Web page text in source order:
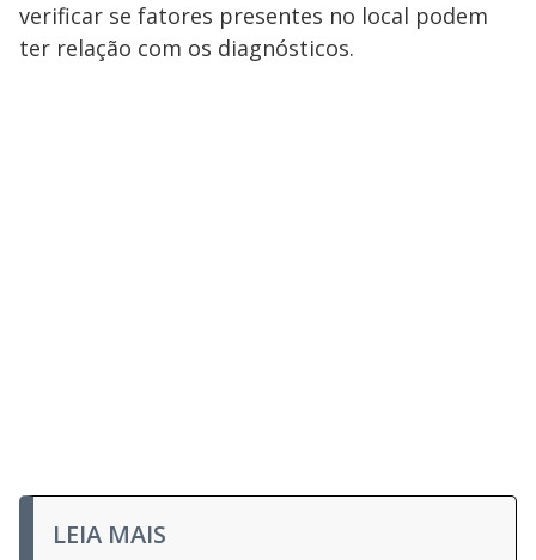
verificar se fatores presentes no local podem
ter relação com os diagnósticos.
LEIA MAIS